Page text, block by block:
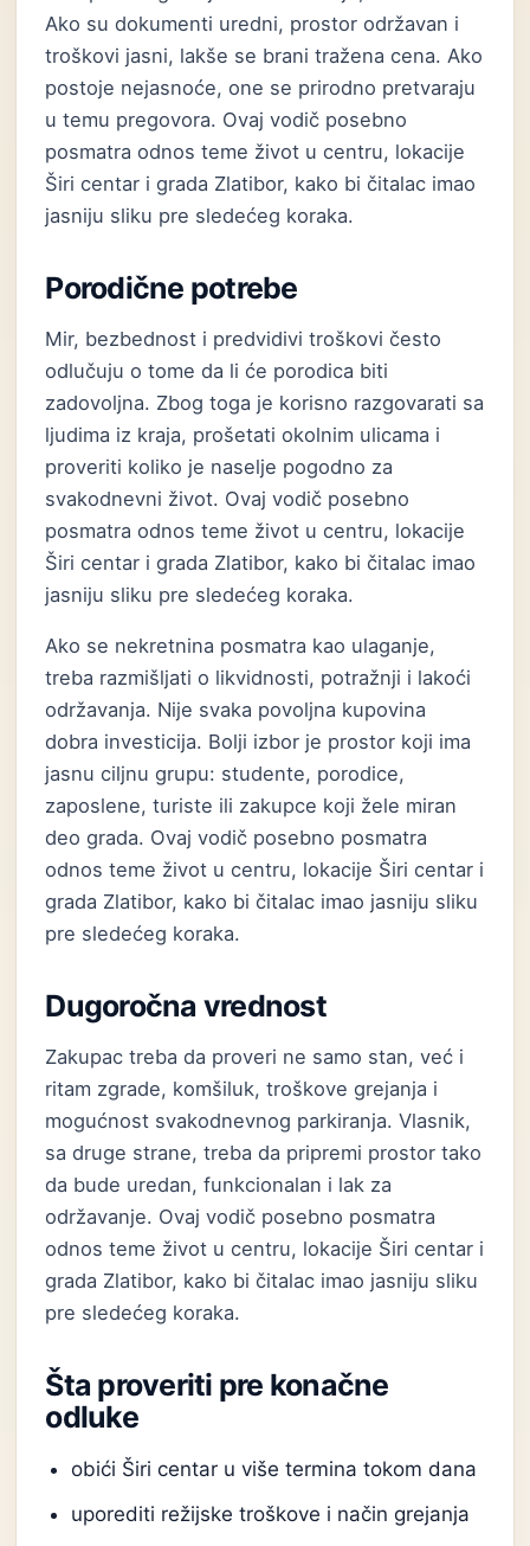
Ako su dokumenti uredni, prostor održavan i
troškovi jasni, lakše se brani tražena cena. Ako
postoje nejasnoće, one se prirodno pretvaraju
u temu pregovora. Ovaj vodič posebno
posmatra odnos teme život u centru, lokacije
Širi centar i grada Zlatibor, kako bi čitalac imao
jasniju sliku pre sledećeg koraka.
Porodične potrebe
Mir, bezbednost i predvidivi troškovi često
odlučuju o tome da li će porodica biti
zadovoljna. Zbog toga je korisno razgovarati sa
ljudima iz kraja, prošetati okolnim ulicama i
proveriti koliko je naselje pogodno za
svakodnevni život. Ovaj vodič posebno
posmatra odnos teme život u centru, lokacije
Širi centar i grada Zlatibor, kako bi čitalac imao
jasniju sliku pre sledećeg koraka.
Ako se nekretnina posmatra kao ulaganje,
treba razmišljati o likvidnosti, potražnji i lakoći
održavanja. Nije svaka povoljna kupovina
dobra investicija. Bolji izbor je prostor koji ima
jasnu ciljnu grupu: studente, porodice,
zaposlene, turiste ili zakupce koji žele miran
deo grada. Ovaj vodič posebno posmatra
odnos teme život u centru, lokacije Širi centar i
grada Zlatibor, kako bi čitalac imao jasniju sliku
pre sledećeg koraka.
Dugoročna vrednost
Zakupac treba da proveri ne samo stan, već i
ritam zgrade, komšiluk, troškove grejanja i
mogućnost svakodnevnog parkiranja. Vlasnik,
sa druge strane, treba da pripremi prostor tako
da bude uredan, funkcionalan i lak za
održavanje. Ovaj vodič posebno posmatra
odnos teme život u centru, lokacije Širi centar i
grada Zlatibor, kako bi čitalac imao jasniju sliku
pre sledećeg koraka.
Šta proveriti pre konačne
odluke
obići Širi centar u više termina tokom dana
uporediti režijske troškove i način grejanja